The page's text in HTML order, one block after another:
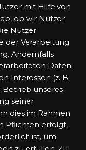
mit Hilfe von
ob wir Nutzer
Nutzer
der Verarbeitung
Andernfalls
Daten
Interessen (z. B.
unseres
seiner
dies im Rahmen
Pflichten erfolgt,
ist, um